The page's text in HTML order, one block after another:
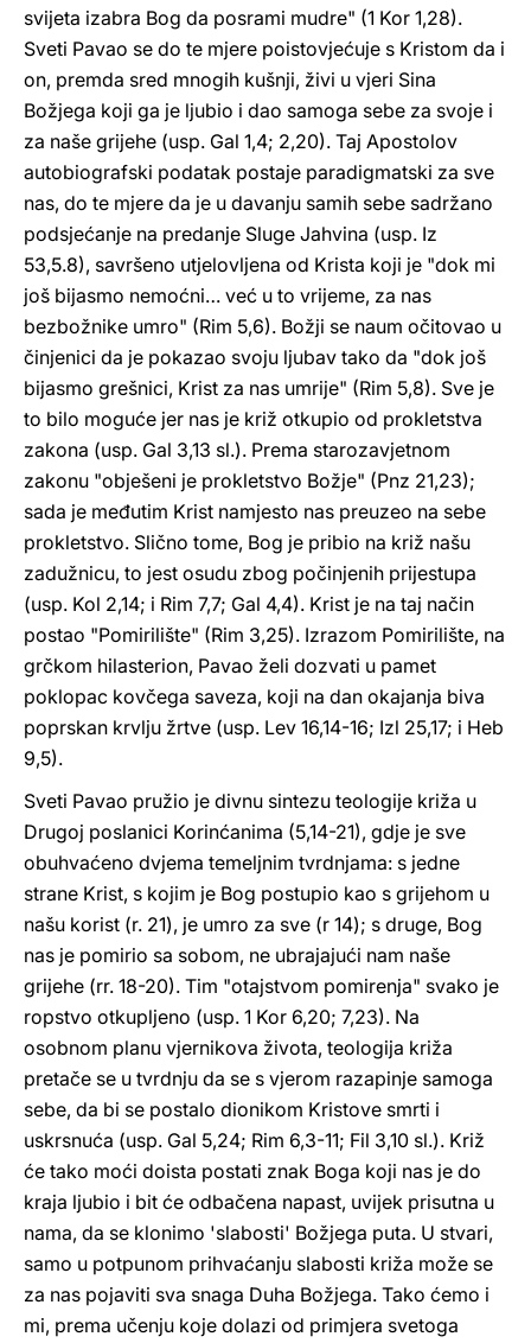
svijeta izabra Bog da posrami mudre" (1 Kor 1,28).
Sveti Pavao se do te mjere poistovjećuje s Kristom da i
on, premda sred mnogih kušnji, živi u vjeri Sina
Božjega koji ga je ljubio i dao samoga sebe za svoje i
za naše grijehe (usp. Gal 1,4; 2,20). Taj Apostolov
autobiografski podatak postaje paradigmatski za sve
nas, do te mjere da je u davanju samih sebe sadržano
podsjećanje na predanje Sluge Jahvina (usp. Iz
53,5.8), savršeno utjelovljena od Krista koji je "dok mi
još bijasmo nemoćni… već u to vrijeme, za nas
bezbožnike umro" (Rim 5,6). Božji se naum očitovao u
činjenici da je pokazao svoju ljubav tako da "dok još
bijasmo grešnici, Krist za nas umrije" (Rim 5,8). Sve je
to bilo moguće jer nas je križ otkupio od prokletstva
zakona (usp. Gal 3,13 sl.). Prema starozavjetnom
zakonu "obješeni je prokletstvo Božje" (Pnz 21,23);
sada je međutim Krist namjesto nas preuzeo na sebe
prokletstvo. Slično tome, Bog je pribio na križ našu
zadužnicu, to jest osudu zbog počinjenih prijestupa
(usp. Kol 2,14; i Rim 7,7; Gal 4,4). Krist je na taj način
postao "Pomirilište" (Rim 3,25). Izrazom Pomirilište, na
grčkom hilasterion, Pavao želi dozvati u pamet
poklopac kovčega saveza, koji na dan okajanja biva
poprskan krvlju žrtve (usp. Lev 16,14-16; Izl 25,17; i Heb
9,5).
Sveti Pavao pružio je divnu sintezu teologije križa u
Drugoj poslanici Korinćanima (5,14-21), gdje je sve
obuhvaćeno dvjema temeljnim tvrdnjama: s jedne
strane Krist, s kojim je Bog postupio kao s grijehom u
našu korist (r. 21), je umro za sve (r 14); s druge, Bog
nas je pomirio sa sobom, ne ubrajajući nam naše
grijehe (rr. 18-20). Tim "otajstvom pomirenja" svako je
ropstvo otkupljeno (usp. 1 Kor 6,20; 7,23). Na
osobnom planu vjernikova života, teologija križa
pretače se u tvrdnju da se s vjerom razapinje samoga
sebe, da bi se postalo dionikom Kristove smrti i
uskrsnuća (usp. Gal 5,24; Rim 6,3-11; Fil 3,10 sl.). Križ
će tako moći doista postati znak Boga koji nas je do
kraja ljubio i bit će odbačena napast, uvijek prisutna u
nama, da se klonimo 'slabosti' Božjega puta. U stvari,
samo u potpunom prihvaćanju slabosti križa može se
za nas pojaviti sva snaga Duha Božjega. Tako ćemo i
mi, prema učenju koje dolazi od primjera svetoga